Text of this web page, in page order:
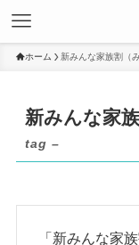
ホーム 新みんな家族割（
新みんな家
tag –
「新みんな家